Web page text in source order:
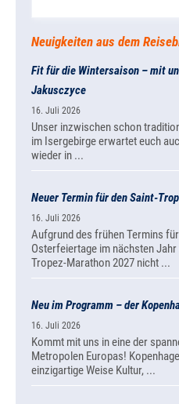
Neuigkeiten aus dem
Fit für die Wintersaison – mit
Jakusczyce
16. Juli 2026
Unser inzwischen schon
im Isergebirge erwartet euch
wieder in ...
Neuer Termin für den Saint-
16. Juli 2026
Aufgrund des frühen Termins
Osterfeiertage im nächsten
Tropez-Marathon 2027 nicht ...
Neu im Programm – der
16. Juli 2026
Kommt mit uns in eine der
Metropolen Europas!
einzigartige Weise Kultur, ...